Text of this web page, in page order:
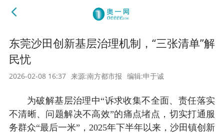
东莞沙田创新基层治理机制，“三张清单”解
民忧
2026-02-08 16:37 来源:南方都市报 编辑:申于诚
为破解基层治理中“诉求收集不全面、责任落实
不清晰、问题解决不高效”的痛点堵点，切实打通服
务群众“最后一米”，2025年下半年以来，沙田镇创新